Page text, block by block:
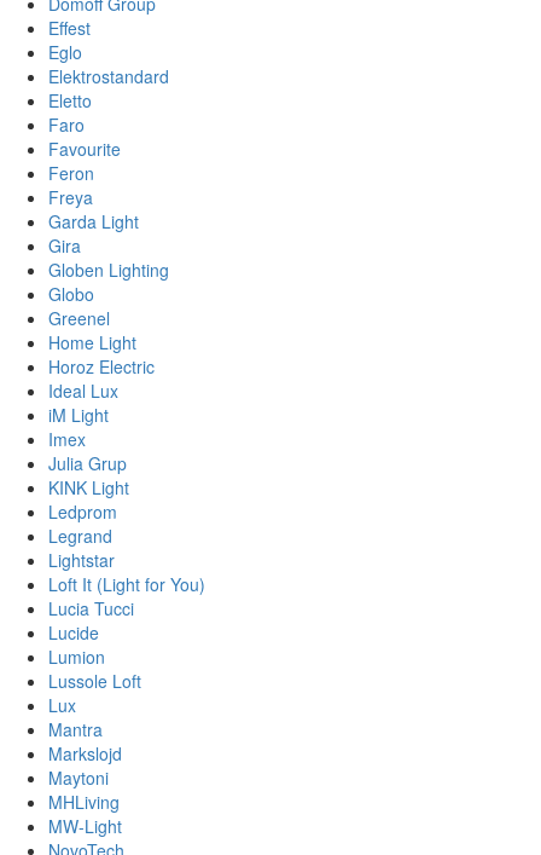
Effest
Eglo
Elektrostandard
Eletto
Faro
Favourite
Feron
Freya
Garda Light
Gira
Globen Lighting
Globo
Greenel
Home Light
Horoz Electric
Ideal Lux
iM Light
Imex
Julia Grup
KINK Light
Ledprom
Legrand
Lightstar
Loft It (Light for You)
Lucia Tucci
Lucide
Lumion
Lussole Loft
Lux
Mantra
Markslojd
Maytoni
MHLiving
MW-Light
NovoTech